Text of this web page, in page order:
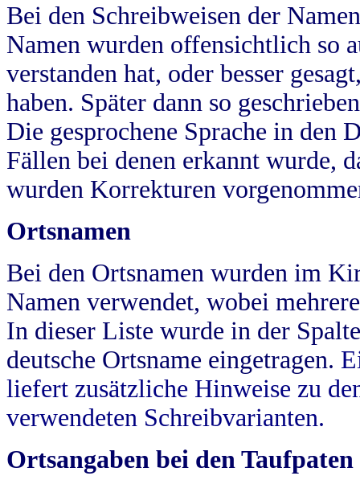
Bei den Schreibweisen der
Namen wurden offensichtlich so
verstanden hat, oder besser
haben. Später dann so
Die gesprochene Sprache in
Fällen bei denen erkannt wurde,
wurden Korrekturen
Ortsnamen
Bei den Ortsnamen wurden im
Namen verwendet, wobei
In dieser Liste wurde in der
deutsche Ortsname eingetragen.
liefert zusätzliche Hinweise zu
verwendeten Schreibvarianten.
Ortsangaben bei den Taufpaten